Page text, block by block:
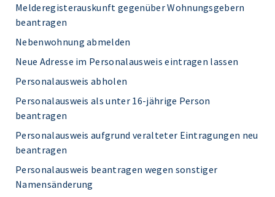
Melderegisterauskunft gegenüber Wohnungsgebern
beantragen
Nebenwohnung abmelden
Neue Adresse im Personalausweis eintragen lassen
Personalausweis abholen
Personalausweis als unter 16-jährige Person
beantragen
Personalausweis aufgrund veralteter Eintragungen neu
beantragen
Personalausweis beantragen wegen sonstiger
Namensänderung